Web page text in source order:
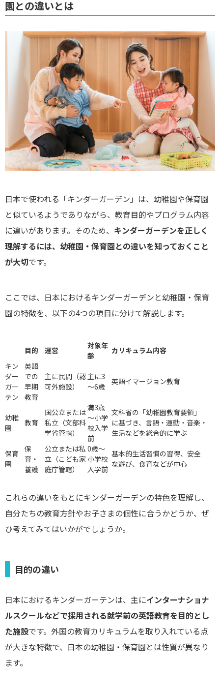
園との違いとは
日本で使われる「キンダーガーデン」は、幼稚園や保育園
と似ているようでありながら、教育目的やプログラム内容
に違いがあります。そのため、 キンダーガーデンを正しく
理解するには、幼稚園・保育園との違いを知っておくこと
が大切です。
ここでは、日本におけるキンダーガーデンと幼稚園・保育
園の特徴を、以下の4つの項目に分けて解説します。
目的 運営
対象年
齢
カリキュラム内容
キン
ダー
ガー
テン
英語
での
早期
教育
主に民間（認
可外施設）
主に3
～6歳
英語イマージョン教育
幼稚
園
教育
国公立または
私立（文部科
学省管轄）
満3歳
～小学
校入学
前
文科省の「幼稚園教育要領」
に基づき、言語・運動・音楽・
生活などを総合的に学ぶ
保育
園
保
育・
養護
公立または私
立（こども家
庭庁管轄）
0歳～
小学校
入学前
基本的生活習慣の習得、安全
な遊び、食育などが中心
これらの違いをもとにキンダーガーデンの特色を理解し、
自分たちの教育方針やお子さまの個性に合うかどうか、ぜ
ひ考えてみてはいかがでしょうか。
目的の違い
日本におけるキンダーガーテンは、主にインターナショナ
ルスクールなどで採用される就学前の英語教育を目的とし
た施設です。外国の教育カリキュラムを取り入れている点
が大きな特徴で、日本の幼稚園・保育園とは性質が異なり
ます。